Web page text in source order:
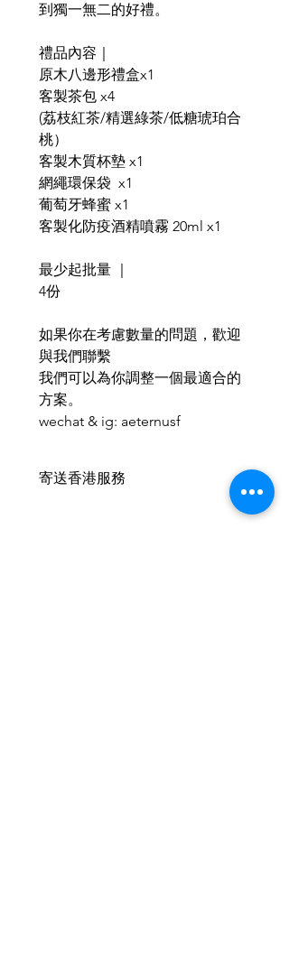
到獨一無二的好禮。
禮品內容｜
原木八邊形禮盒x1
客製茶包 x4
(荔枝紅茶/精選綠茶/低糖琥珀合
桃）
客製木質杯墊 x1
網繩環保袋 x1
葡萄牙蜂蜜 x1
客製化防疫酒精噴霧 20ml x1
最少起批量 ｜
4份
如果你在考慮數量的問題，歡迎
與我們聯繫
我們可以為你調整一個最適合的
方案。
wechat & ig: aeternusf
寄送香港服務
此產品可以寄香港🇭🇰 ，香港客戶